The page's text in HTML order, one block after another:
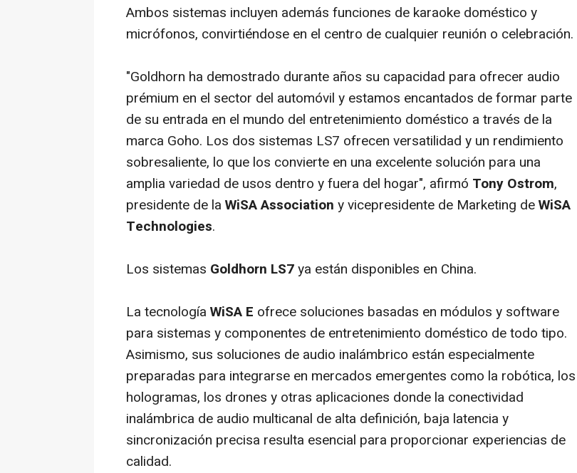
Ambos sistemas incluyen además funciones de karaoke doméstico y
micrófonos, convirtiéndose en el centro de cualquier reunión o celebración.
"Goldhorn ha demostrado durante años su capacidad para ofrecer audio
prémium en el sector del automóvil y estamos encantados de formar parte
de su entrada en el mundo del entretenimiento doméstico a través de la
marca Goho. Los dos sistemas LS7 ofrecen versatilidad y un rendimiento
sobresaliente, lo que los convierte en una excelente solución para una
amplia variedad de usos dentro y fuera del hogar", afirmó Tony Ostrom,
presidente de la WiSA Association y vicepresidente de Marketing deWiSA
Technologies.
Los sistemas Goldhorn LS7ya están disponibles en China.
La tecnología WiSA E ofrece soluciones basadas en módulos y software
para sistemas y componentes de entretenimiento doméstico de todo tipo.
Asimismo, sus soluciones de audio inalámbrico están especialmente
preparadas para integrarse en mercados emergentes como la robótica, los
hologramas, los drones y otras aplicaciones donde la conectividad
inalámbrica de audio multicanal de alta definición, baja latencia y
sincronización precisa resulta esencial para proporcionar experiencias de
calidad.